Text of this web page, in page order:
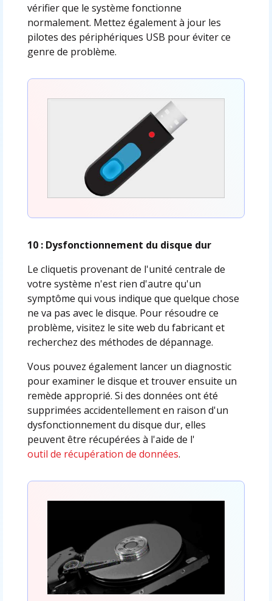
vérifier que le système fonctionne
normalement. Mettez également à jour les
pilotes des périphériques USB pour éviter ce
genre de problème.
10 : Dysfonctionnement du disque dur
Le cliquetis provenant de l'unité centrale de
votre système n'est rien d'autre qu'un
symptôme qui vous indique que quelque chose
ne va pas avec le disque. Pour résoudre ce
problème, visitez le site web du fabricant et
recherchez des méthodes de dépannage.
Vous pouvez également lancer un diagnostic
pour examiner le disque et trouver ensuite un
remède approprié. Si des données ont été
supprimées accidentellement en raison d'un
dysfonctionnement du disque dur, elles
peuvent être récupérées à l'aide de l'
outil de récupération de données.